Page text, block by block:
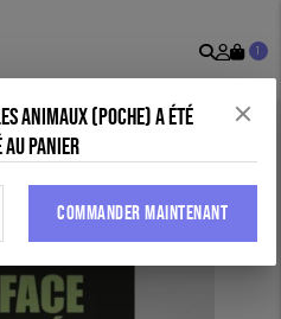
Mon
1
animaux (poche) a été
panier
COMMANDER MAINTENANT